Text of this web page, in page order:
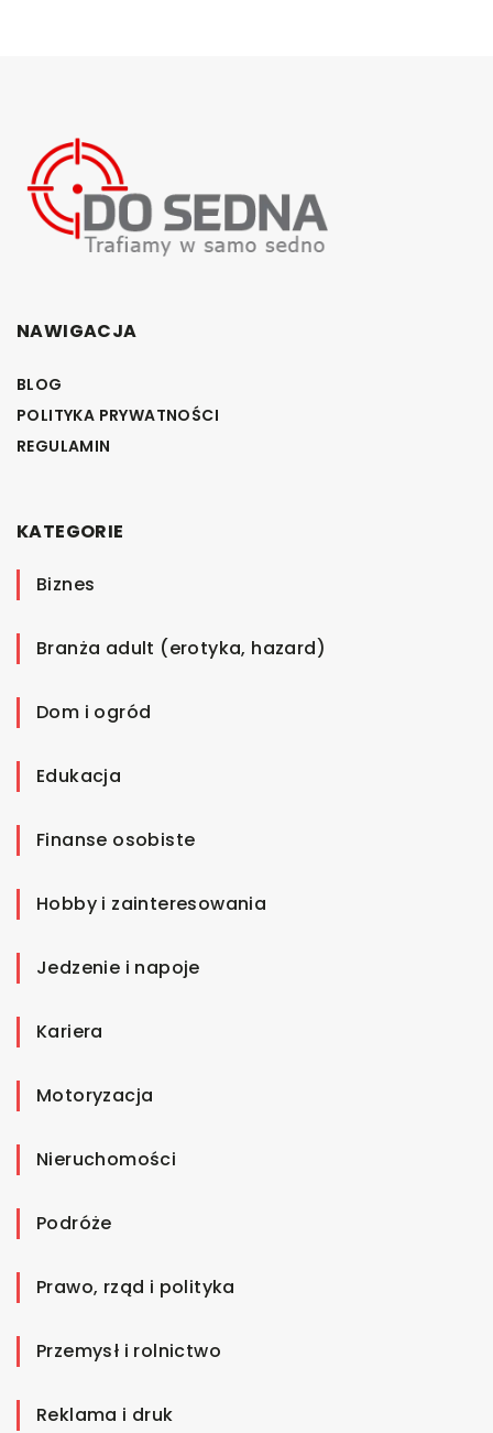
NAWIGACJA
BLOG
POLITYKA PRYWATNOŚCI
REGULAMIN
KATEGORIE
Biznes
Branża adult (erotyka, hazard)
Dom i ogród
Edukacja
Finanse osobiste
Hobby i zainteresowania
Jedzenie i napoje
Kariera
Motoryzacja
Nieruchomości
Podróże
Prawo, rząd i polityka
Przemysł i rolnictwo
Reklama i druk